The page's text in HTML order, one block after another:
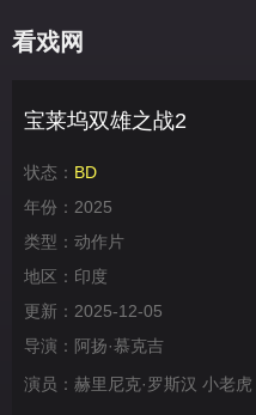
看戏网
宝莱坞双雄之战2
状态： BD
年份： 2025
类型： 动作片
地区： 印度
更新： 2025-12-05
导演： 阿扬·慕克吉
演员： 赫里尼克·罗斯汉 小老虎